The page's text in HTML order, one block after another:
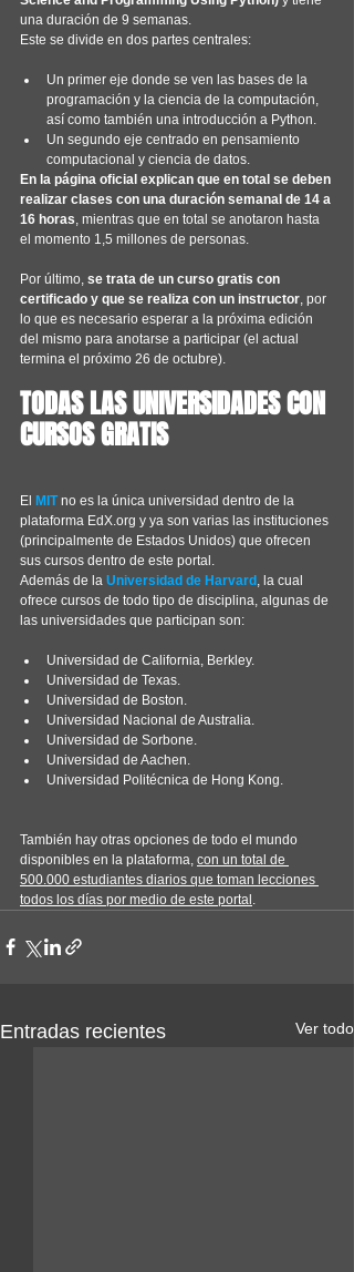
una duración de 9 semanas.
Este se divide en dos partes centrales:
Un primer eje donde se ven las bases de la
programación y la ciencia de la computación,
así como también una introducción a Python.
Un segundo eje centrado en pensamiento
computacional y ciencia de datos.
En la página oficial explican que en total se deben
realizar clases con una duración semanal de 14 a
16 horas, mientras que en total se anotaron hasta
el momento 1,5 millones de personas.
Por último, se trata de un curso gratis con
certificado y que se realiza con un instructor, por
lo que es necesario esperar a la próxima edición
del mismo para anotarse a participar (el actual
termina el próximo 26 de octubre).
TODAS LAS UNIVERSIDADES CON
CURSOS GRATIS
El MIT no es la única universidad dentro de la
plataforma EdX.org y ya son varias las instituciones
(principalmente de Estados Unidos) que ofrecen
sus cursos dentro de este portal.
Además de la Universidad de Harvard, la cual
ofrece cursos de todo tipo de disciplina, algunas de
las universidades que participan son:
Universidad de California, Berkley.
Universidad de Texas.
Universidad de Boston.
Universidad Nacional de Australia.
Universidad de Sorbone.
Universidad de Aachen.
Universidad Politécnica de Hong Kong.
También hay otras opciones de todo el mundo
disponibles en la plataforma, con un total de
500.000 estudiantes diarios que toman lecciones
todos los días por medio de este portal.
Entradas recientes Ver todo